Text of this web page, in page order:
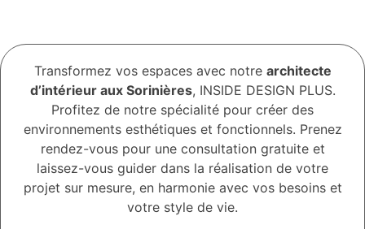
Transformez vos espaces avec notre architecte
d’intérieur aux Sorinières, INSIDE DESIGN PLUS.
Profitez de notre spécialité pour créer des
environnements esthétiques et fonctionnels. Prenez
rendez-vous pour une consultation gratuite et
laissez-vous guider dans la réalisation de votre
projet sur mesure, en harmonie avec vos besoins et
votre style de vie.